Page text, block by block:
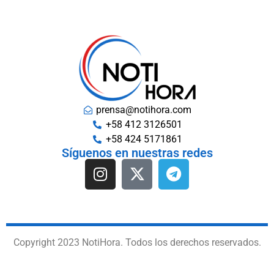
prensa@notihora.com
+58 412 3126501
+58 424 5171861
Síguenos en nuestras redes
Copyright 2023 NotiHora. Todos los derechos reservados.